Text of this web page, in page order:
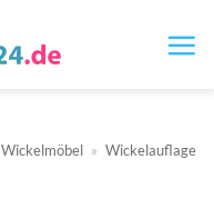
Wickelmöbel » Wickelauflage